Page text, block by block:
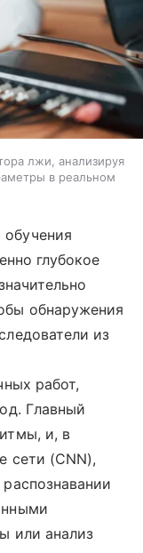
лжи, анализируя
в реальном
глубокое
обнаружения
из
работ,
Главный
и, в
сети (CNN),
или анализ